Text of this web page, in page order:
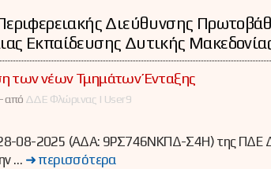
Διεύθυνσης
Εκπαίδευσης Δυτικής
των νέων Τμημάτων Ένταξης
από ΔΔΕ Φλώρινας | User9
08-2025 (ΑΔΑ: 9ΡΣ746ΝΚΠΔ-Σ4Η) της ΠΔΕ
… ➜ περισσότερα